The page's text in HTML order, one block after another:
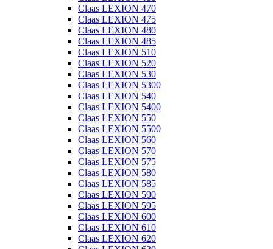
Claas LEXION 470
Claas LEXION 475
Claas LEXION 480
Claas LEXION 485
Claas LEXION 510
Claas LEXION 520
Claas LEXION 530
Claas LEXION 5300
Claas LEXION 540
Claas LEXION 5400
Claas LEXION 550
Claas LEXION 5500
Claas LEXION 560
Claas LEXION 570
Claas LEXION 575
Claas LEXION 580
Claas LEXION 585
Claas LEXION 590
Claas LEXION 595
Claas LEXION 600
Claas LEXION 610
Claas LEXION 620